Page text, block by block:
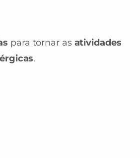
para tornar as atividades
.